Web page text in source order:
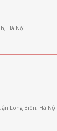
Hà Nội
Long Biên, Hà Nội